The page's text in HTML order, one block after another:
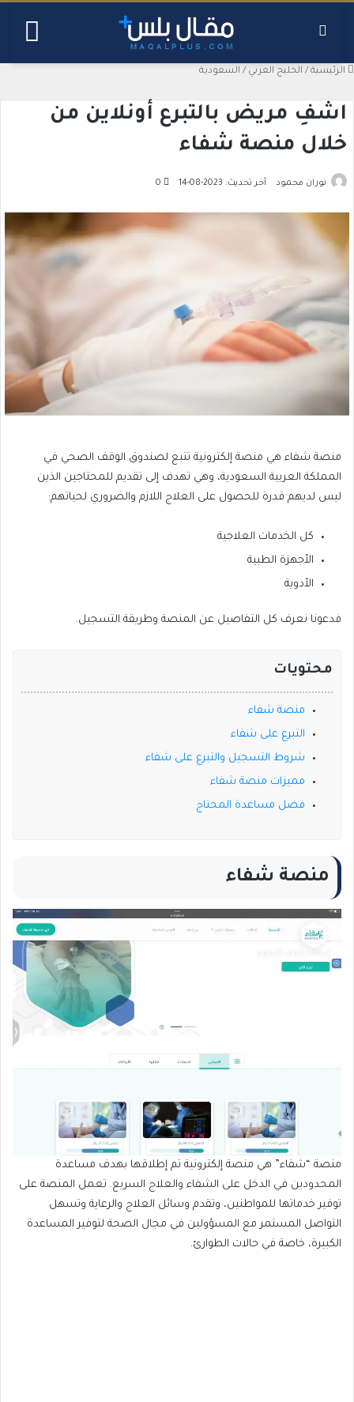
الرئيسية / الخليج العربي / السعودية
اشفِ مريض بالتبرع أونلاين من
خلال منصة شفاء
نوران محمود آخر تحديث: 2023-08-14 0
منصة شفاء هي منصة إلكترونية تتبع لصندوق الوقف الصحي في
المملكة العربية السعودية، وهي تهدف إلى تقديم للمحتاجين الذين
ليس لديهم قدرة للحصول على العلاج اللازم والضروري لحياتهم:
كل الخدمات العلاجية
الأجهزة الطبية
الأدوية
فدعونا نعرف كل التفاصيل عن المنصة وطريقة التسجيل.
محتويات
منصة شفاء
التبرع على شفاء
شروط التسجيل والتبرع على شفاء
مميزات منصة شفاء
فضل مساعدة المحتاج
منصة شفاء
منصة “شفاء” هي منصة إلكترونية تم إطلاقها بهدف مساعدة
المحدودين في الدخل على الشفاء والعلاج السريع. تعمل المنصة على
توفير خدماتها للمواطنين، وتقدم وسائل العلاج والرعاية وتسهل
التواصل المستمر مع المسؤولين في مجال الصحة لتوفير المساعدة
الكبيرة، خاصة في حالات الطوارئ.